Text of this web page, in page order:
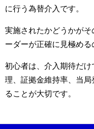
に行う為替介入です。
実施されたかどうかが
ーダーが正確に見極める
初心者は、介入期待だ
理、証拠金維持率、当
ることが大切です。